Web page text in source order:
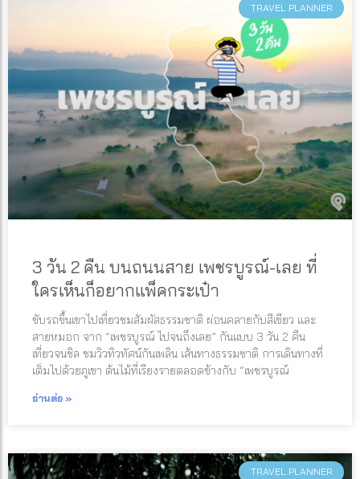
TRAVEL PLANNER
3 วัน 2 คืน บนถนนสาย เพชรบูรณ์-เลย ที่
ใครเห็นก็อยากแพ็คกระเป๋า
ขับรถขึ้นเขาไปเที่ยวชมสัมผัสธรรมชาติ ผ่อนคลายกับสีเขียว และ
สายหมอก จาก “เพชรบูรณ์ ไปจนถึงเลย” กันแบบ 3 วัน 2 คืน
เที่ยวจนชิล ชมวิวทิวทัศน์กันเพลิน เส้นทางธรรมชาติ การเดินทางที่
เต็มไปด้วยภูเขา ต้นไม้ที่เรียงรายตลอดข้างกับ “เพชรบูรณ์
อ่านต่อ »
TRAVEL PLANNER